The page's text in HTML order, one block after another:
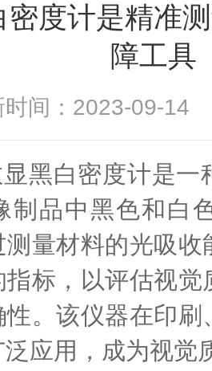
密度计是精准
障工具
时间：2023-09-
白密度计是一
制品中黑色和白
测量材料的光吸
指标，以评估视
性。该仪器在印
应用，成为视觉